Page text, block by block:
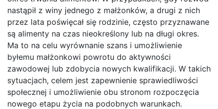
nastąpił z winy jednego z małżonków, a drugi z nich
przez lata poświęcał się rodzinie, często przyznawane
są alimenty na czas nieokreślony lub na długi okres.
Ma to na celu wyrównanie szans i umożliwienie
byłemu małżonkowi powrotu do aktywności
zawodowej lub zdobycia nowych kwalifikacji. W takich
sytuacjach, celem jest zapewnienie sprawiedliwości
społecznej i umożliwienie obu stronom rozpoczęcia
nowego etapu życia na podobnych warunkach.